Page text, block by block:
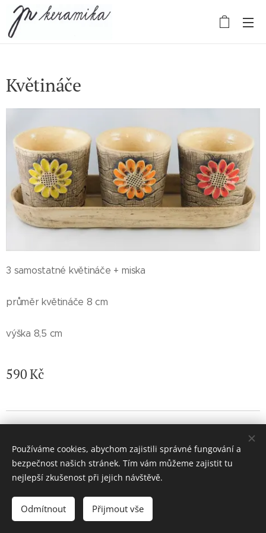
Květináče
3 samostatné květináče + miska
průměr květináče 8 cm
výška 8,5 cm
590Kč
Vyprodáno
Vytvořeno službouWebnode Cookies
Používáme cookies, abychom zajistili správné fungování a
bezpečnost našich stránek. Tím vám můžeme zajistit tu
nejlepší zkušenost při jejich návštěvě.
Odmítnout Přijmout vše